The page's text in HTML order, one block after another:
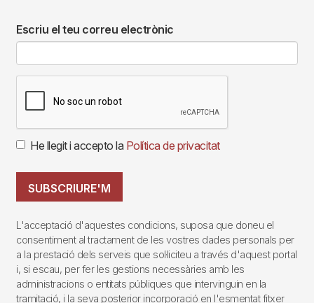
Escriu el teu correu electrònic
He llegit i accepto la Política de privacitat
SUBSCRIURE'M
L'acceptació d'aquestes condicions, suposa que doneu el
consentiment al tractament de les vostres dades personals per
a la prestació dels serveis que sol·liciteu a través d'aquest portal
i, si escau, per fer les gestions necessàries amb les
administracions o entitats públiques que intervinguin en la
tramitació, i la seva posterior incorporació en l'esmentat fitxer